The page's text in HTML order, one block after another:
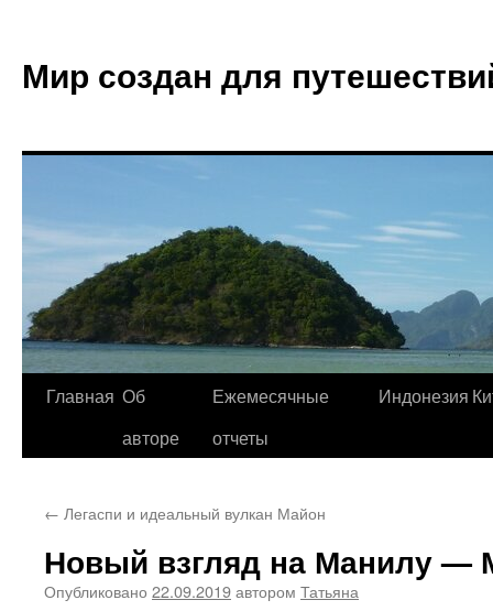
Мир создан для
Главная Об
авторе
Ежемесячные
отчеты
Индонезия
← Легаспи и идеальный вулкан Майон
Новый взгляд на Манилу —
Опубликовано 22.09.2019автором Татьяна